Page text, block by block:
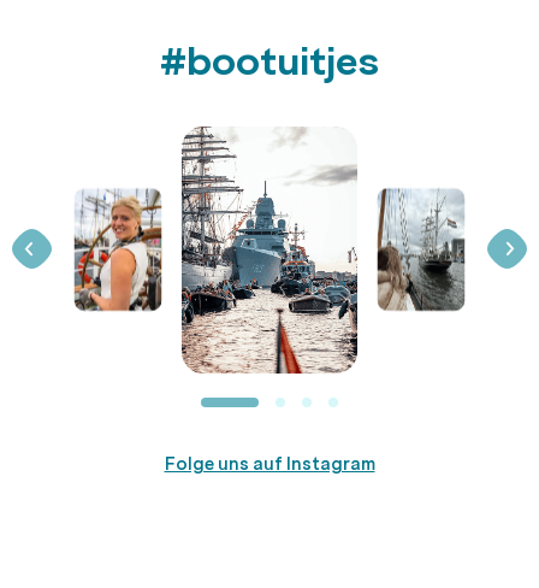
#bootuitjes
Folge uns auf Instagram